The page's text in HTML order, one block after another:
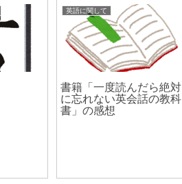
英語に関して
書籍「一度読んだら絶対
に忘れない英会話の教科
書」の感想